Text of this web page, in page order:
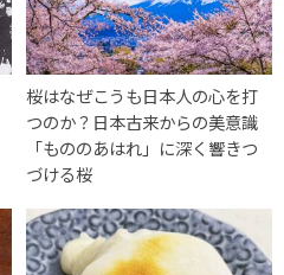
桜はなぜこうも日本人の心を打
つのか？日本古来からの美意識
「もののあはれ」に深く響きつ
づける桜